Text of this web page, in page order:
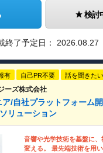
検討
終了予定日： 2026.08.27
有 自己PR不要 話を聞きた
ーズ株式会社
/自社プラットフォーム
リューション
音響や光学技術を基盤に
変える。 最先端技術を用